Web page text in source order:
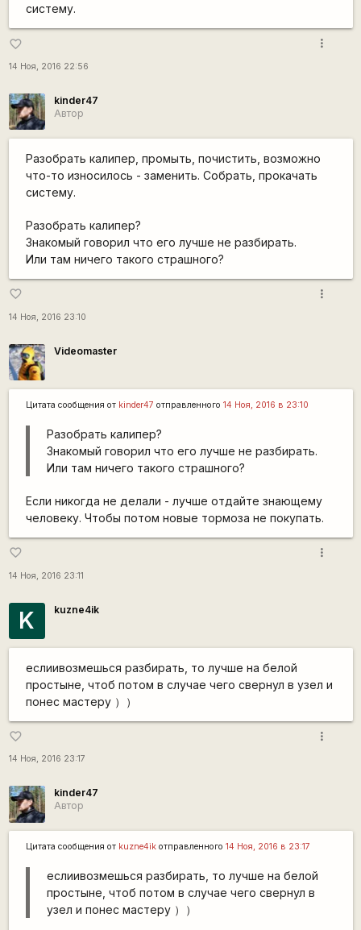
систему.
favorite_border
14 Ноя, 2016 22:56
more_vert
kinder47
Автор
Разобрать калипер, промыть, почистить, возможно
что-то износилось - заменить. Собрать, прокачать
систему.
Разобрать калипер?
Знакомый говорил что его лучше не разбирать.
Или там ничего такого страшного?
favorite_border
14 Ноя, 2016 23:10
more_vert
Videomaster
Цитата сообщения от kinder47 отправленного 14 Ноя, 2016 в 23:10
Разобрать калипер?
Знакомый говорил что его лучше не разбирать.
Или там ничего такого страшного?
Если никогда не делали - лучше отдайте знающему
человеку. Чтобы потом новые тормоза не покупать.
favorite_border
14 Ноя, 2016 23:11
more_vert
K kuzne4ik
еслиивозмешься разбирать, то лучше на белой
простыне, чтоб потом в случае чего свернул в узел и
понес мастеру ））
favorite_border
14 Ноя, 2016 23:17
more_vert
kinder47
Автор
Цитата сообщения от kuzne4ikотправленного 14 Ноя, 2016 в 23:17
еслиивозмешься разбирать, то лучше на белой
простыне, чтоб потом в случае чего свернул в
узел и понес мастеру ））